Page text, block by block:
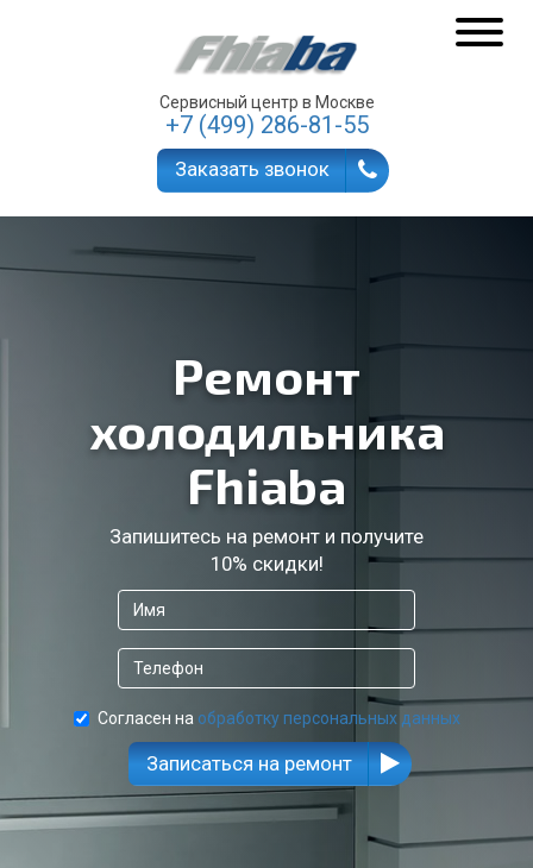
Сервисный центр в Москве
+7 (499) 286-81-55
Заказать звонок
Ремонт
холодильника
Fhiaba
Запишитесь на ремонт и получите
10% скидки!
Согласен на обработку персональных данных
Записаться на ремонт